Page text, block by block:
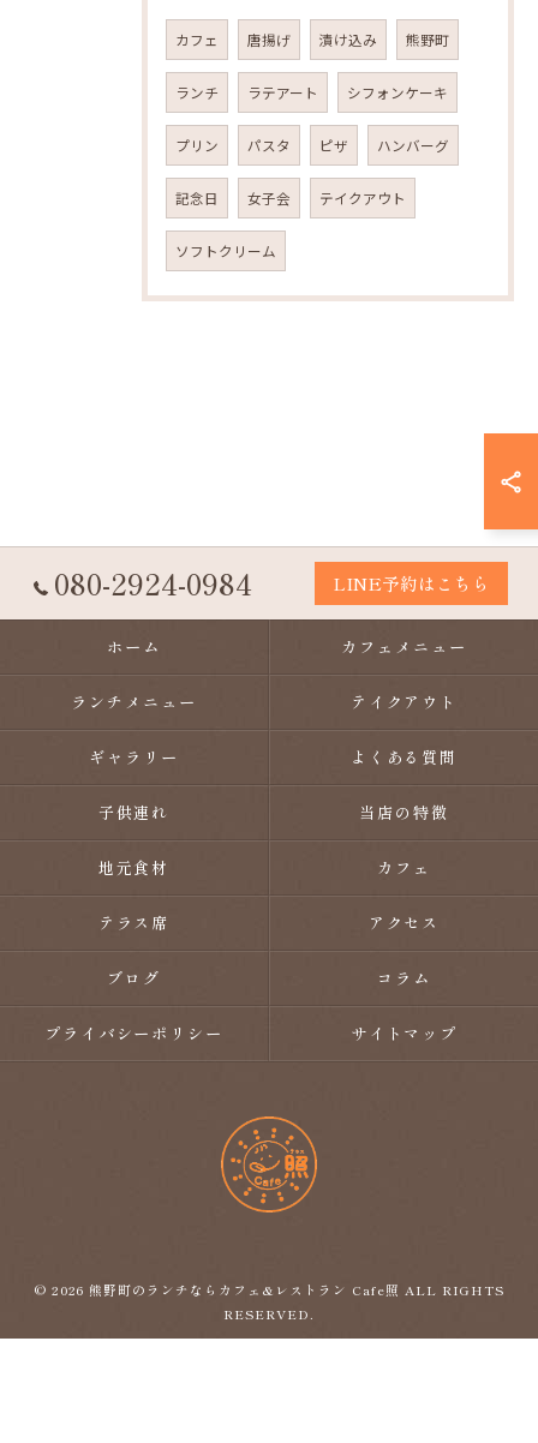
カフェ 唐揚げ 漬け込み 熊野町
ランチ ラテアート シフォンケーキ
プリン パスタ ピザ ハンバーグ
記念日 女子会 テイクアウト
ソフトクリーム
080-2924-0984 LINE予約はこちら
ホーム カフェメニュー
ランチメニュー テイクアウト
ギャラリー よくある質問
子供連れ 当店の特徴
地元食材 カフェ
テラス席 アクセス
ブログ コラム
プライバシーポリシー サイトマップ
© 2026 熊野町のランチならカフェ&レストラン Cafe照 ALL RIGHTS
RESERVED.